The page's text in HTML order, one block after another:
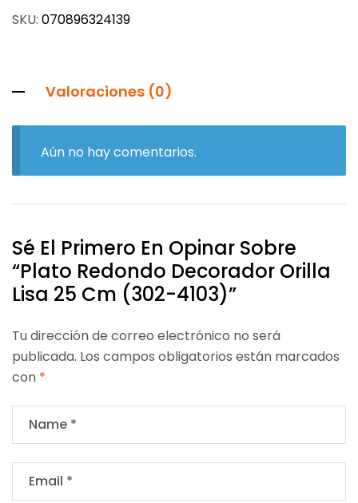
SKU: 070896324139
Valoraciones (0)
Aún no hay comentarios.
Sé El Primero En Opinar Sobre
“Plato Redondo Decorador Orilla
Lisa 25 Cm (302-4103)”
Tu dirección de correo electrónico no será
publicada. Los campos obligatorios están marcados
con *